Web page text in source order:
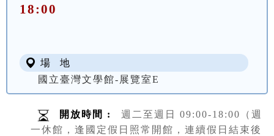
18:00
場 地
國立臺灣文學館-展覽室E
開放時間 :
週二至週日 09:00-18:00（週
一休館，逢國定假日照常開館，連續假日結束後